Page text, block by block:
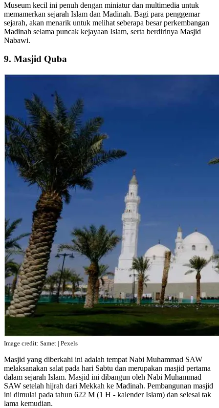
Museum kecil ini penuh dengan miniatur dan multimedia untuk
memamerkan sejarah Islam dan Madinah. Bagi para penggemar
sejarah, akan menarik untuk melihat seberapa besar perkembangan
Madinah selama puncak kejayaan Islam, serta berdirinya Masjid
Nabawi.
9. Masjid Quba
Image credit: Samet | Pexels
Masjid yang diberkahi ini adalah tempat Nabi Muhammad SAW
melaksanakan salat pada hari Sabtu dan merupakan masjid pertama
dalam sejarah Islam. Masjid ini dibangun oleh Nabi Muhammad
SAW setelah hijrah dari Mekkah ke Madinah. Pembangunan masjid
ini dimulai pada tahun 622 M (1 H - kalender Islam) dan selesai tak
lama kemudian.